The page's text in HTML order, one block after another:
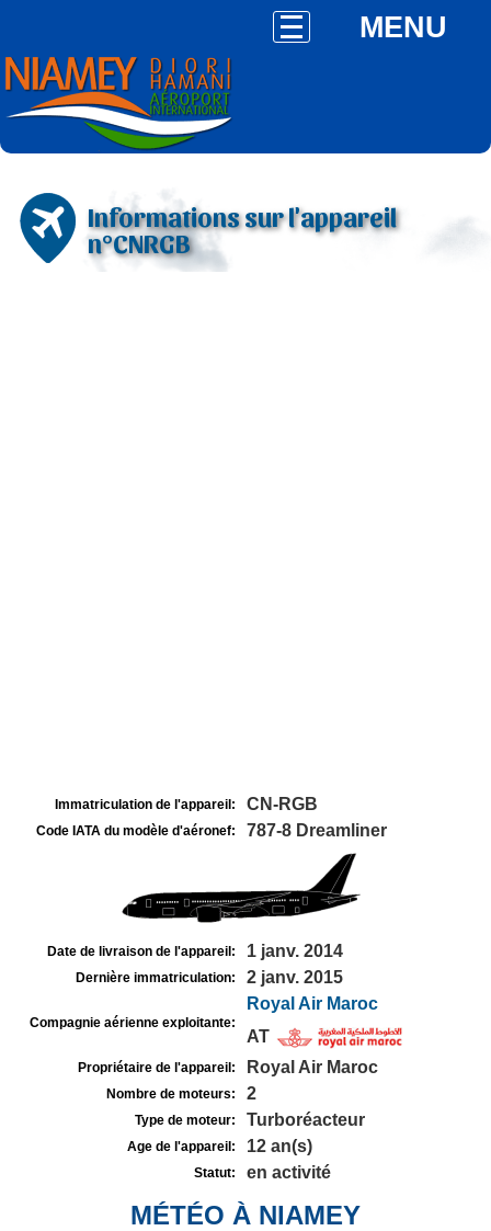
MENU
Informations sur l'appareil
n°CNRGB
Immatriculation de l'appareil: CN-RGB
Code IATA du modèle d'aéronef: 787-8 Dreamliner
Date de livraison de l'appareil: 1 janv. 2014
Dernière immatriculation: 2 janv. 2015
Compagnie aérienne exploitante:
Royal Air Maroc
AT
Propriétaire de l'appareil: Royal Air Maroc
Nombre de moteurs: 2
Type de moteur: Turboréacteur
Age de l'appareil: 12 an(s)
Statut: en activité
MÉTÉO À NIAMEY